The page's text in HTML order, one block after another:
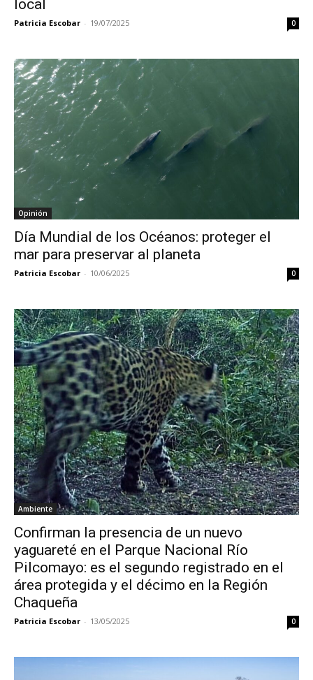
local
Patricia Escobar - 19/07/2025 0
Opinión
Día Mundial de los Océanos: proteger el
mar para preservar al planeta
Patricia Escobar - 10/06/2025 0
Ambiente
Confirman la presencia de un nuevo
yaguareté en el Parque Nacional Río
Pilcomayo: es el segundo registrado en el
área protegida y el décimo en la Región
Chaqueña
Patricia Escobar - 13/05/2025 0